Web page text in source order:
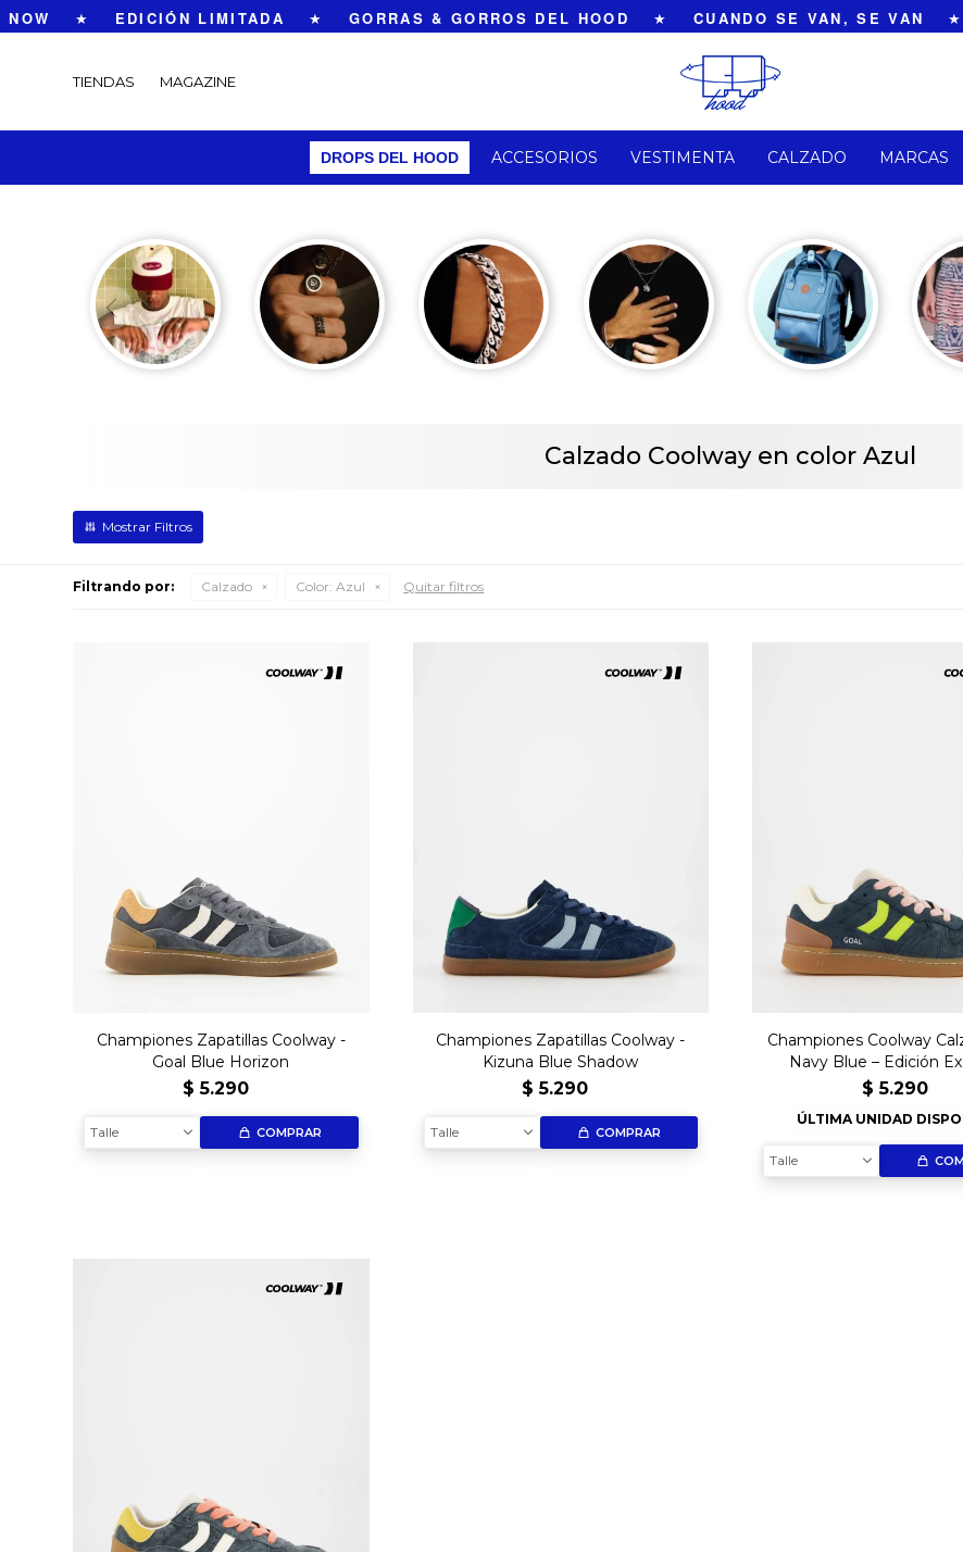
EDICIÓN LIMITADA GORRAS & GORROS DEL HOOD CUANDO SE VAN, SE VAN
DROPS DEL HOOD ACCESORIOS VESTIMENTA CALZADO MARCAS
TIENDAS MAGAZINE
Calzado Coolway en color Azul
Filtrando por: Calzado Color: Azul Quitar filtros
Championes Zapatillas Coolway -
Goal Blue Horizon
$ 5.290
Talle COMPRAR
Championes Zapatillas Coolway -
Kizuna Blue Shadow
$ 5.290
Talle COMPRAR
Championes Coolway
Navy Blue – Edición
$ 5.290
ÚLTIMA UNIDAD
Talle